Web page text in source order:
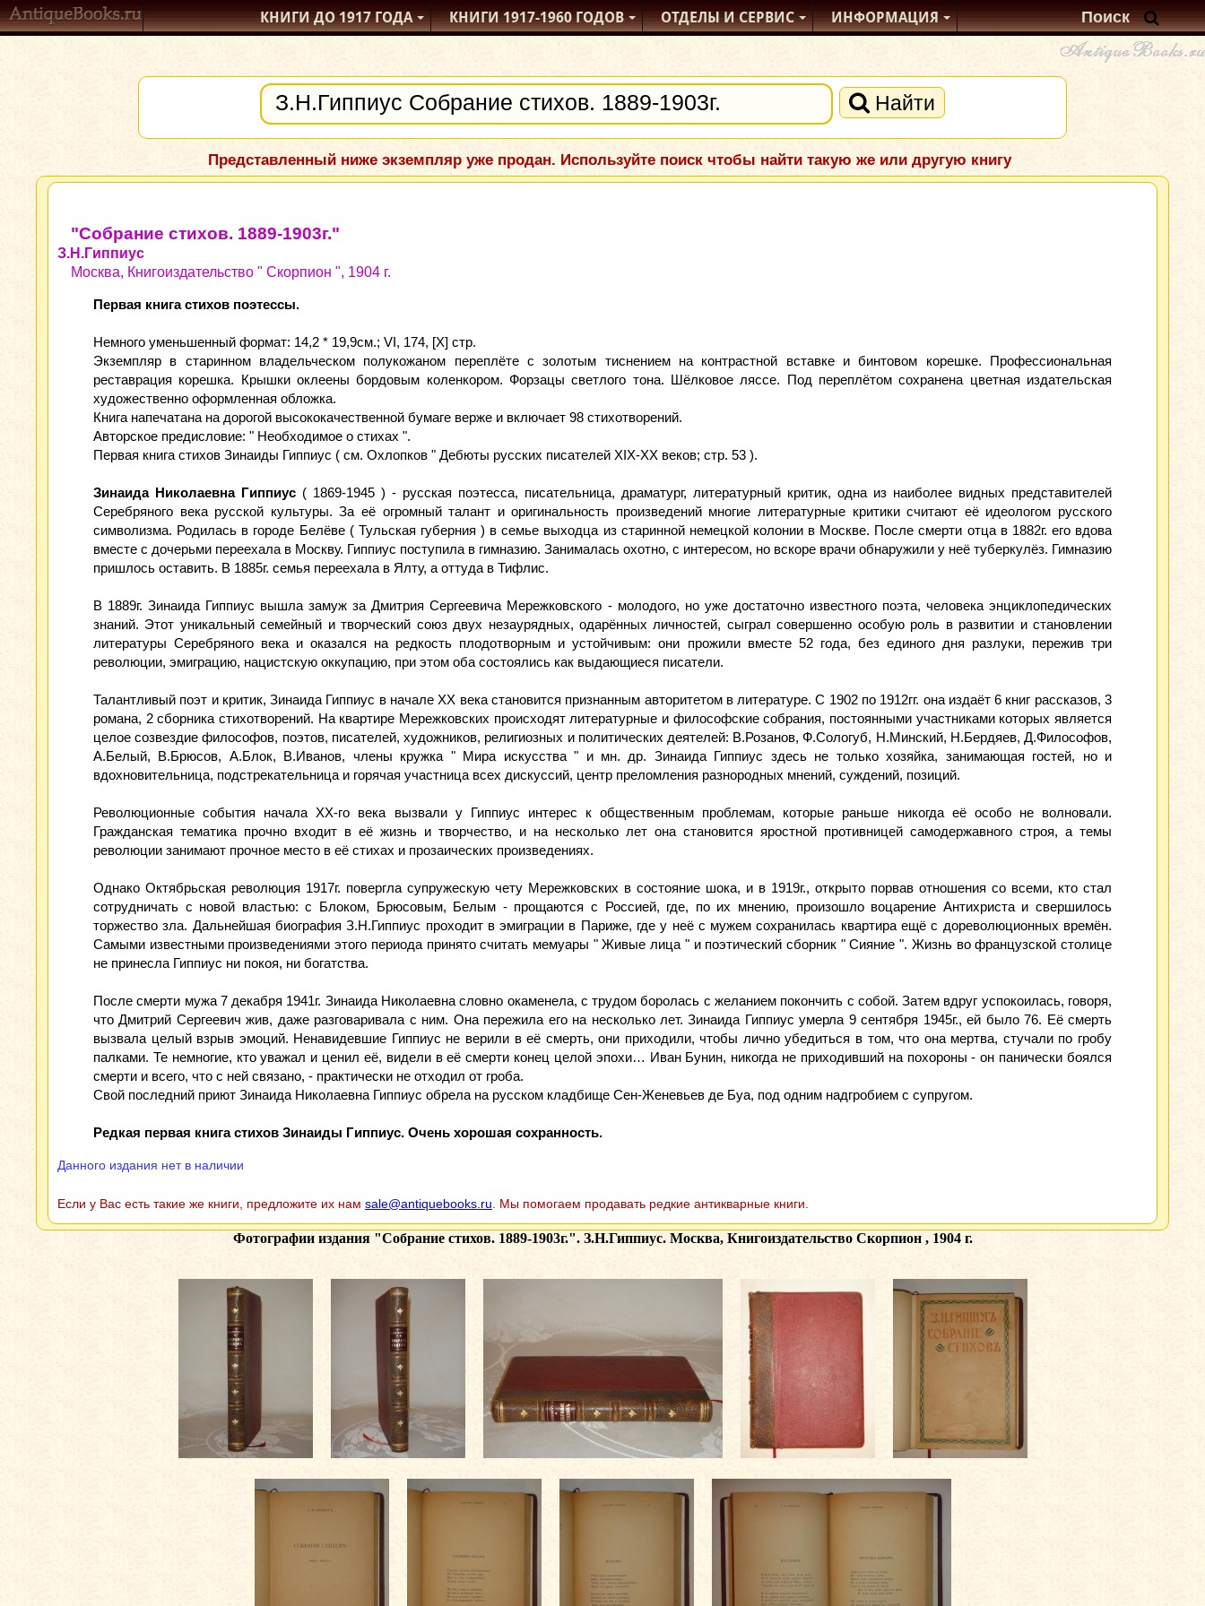
КНИГИ ДО 1917ГОДА КНИГИ1917-1960ГОДОВ ОТДЕЛЫИ СЕРВИС ИНФОРМАЦИЯ
Найти
Представленный ниже экземпляр уже продан. Используйте поиск чтобы найти такую же или другую книгу
"Собрание стихов. 1889-1903г."
З.Н.Гиппиус
Москва, Книгоиздательство " Скорпион ", 1904 г.
Первая книга стихов поэтессы.
Немного уменьшенный формат: 14,2 * 19,9см.; VI, 174, [X] стр.
Экземпляр в старинном владельческом полукожаном переплёте с золотым тиснением на контрастной вставке и бинтовом корешке. Профессиональная
реставрация корешка. Крышки оклеены бордовым коленкором. Форзацы светлого тона. Шёлковое ляссе. Под переплётом сохранена цветная издательская
художественно оформленная обложка.
Книга напечатана на дорогой высококачественной бумаге верже и включает 98 стихотворений.
Авторское предисловие: " Необходимое о стихах ".
Первая книга стихов Зинаиды Гиппиус ( см. Охлопков " Дебюты русских писателей XIX-XX веков; стр. 53 ).
Зинаида Николаевна Гиппиус ( 1869-1945 ) - русская поэтесса, писательница, драматург, литературный критик, одна из наиболее видных представителей
Серебряного века русской культуры. За её огромный талант и оригинальность произведений многие литературные критики считают её идеологом русского
символизма. Родилась в городе Белёве ( Тульская губерния ) в семье выходца из старинной немецкой колонии в Москве. После смерти отца в 1882г. его вдова
вместе с дочерьми переехала в Москву. Гиппиус поступила в гимназию. Занималась охотно, с интересом, но вскоре врачи обнаружили у неё туберкулёз. Гимназию
пришлось оставить. В 1885г. семья переехала в Ялту, а оттуда в Тифлис.
В 1889г. Зинаида Гиппиус вышла замуж за Дмитрия Сергеевича Мережковского - молодого, но уже достаточно известного поэта, человека энциклопедических
знаний. Этот уникальный семейный и творческий союз двух незаурядных, одарённых личностей, сыграл совершенно особую роль в развитии и становлении
литературы Серебряного века и оказался на редкость плодотворным и устойчивым: они прожили вместе 52 года, без единого дня разлуки, пережив три
революции, эмиграцию, нацистскую оккупацию, при этом оба состоялись как выдающиеся писатели.
Талантливый поэт и критик, Зинаида Гиппиус в начале ХХ века становится признанным авторитетом в литературе. С 1902 по 1912гг. она издаёт 6 книг рассказов, 3
романа, 2 сборника стихотворений. На квартире Мережковских происходят литературные и философские собрания, постоянными участниками которых является
целое созвездие философов, поэтов, писателей, художников, религиозных и политических деятелей: В.Розанов, Ф.Сологуб, Н.Минский, Н.Бердяев, Д.Философов,
А.Белый, В.Брюсов, А.Блок, В.Иванов, члены кружка " Мира искусства " и мн. др. Зинаида Гиппиус здесь не только хозяйка, занимающая гостей, но и
вдохновительница, подстрекательница и горячая участница всех дискуссий, центр преломления разнородных мнений, суждений, позиций.
Революционные события начала XX-го века вызвали у Гиппиус интерес к общественным проблемам, которые раньше никогда её особо не волновали.
Гражданская тематика прочно входит в её жизнь и творчество, и на несколько лет она становится яростной противницей самодержавного строя, а темы
революции занимают прочное место в её стихах и прозаических произведениях.
Однако Октябрьская революция 1917г. повергла супружескую чету Мережковских в состояние шока, и в 1919г., откры­то порвав от­ношения со всеми, кто стал
сотрудничать с новой властью: с Блоком, Брюсовым, Белым - прощаются с Россией, где, по их мнению, произошло воцарение Антихриста и свершилось
торжество зла. Дальнейшая биография З.Н.Гиппиус проходит в эмиграции в Париже, где у неё с мужем сохранилась квартира ещё с дореволюционных времён.
Самыми известными произведениями этого периода принято считать мемуары " Живые лица " и поэтический сборник " Сияние ". Жизнь во французской столице
не принесла Гиппиус ни покоя, ни богатства.
После смерти мужа 7 декабря 1941г. Зинаида Николаевна словно окаменела, с трудом боролась с желанием покончить с собой. Затем вдруг успокоилась, говоря,
что Дмитрий Сергеевич жив, даже разговаривала с ним. Она пережила его на несколько лет. Зинаида Гиппиус умерла 9 сентября 1945г., ей было 76. Её смерть
вызвала целый взрыв эмоций. Ненавидевшие Гиппиус не верили в её смерть, они приходили, чтобы лично убедиться в том, что она мертва, стучали по гробу
палками. Те немногие, кто уважал и ценил её, видели в её смерти конец целой эпохи… Иван Бунин, никогда не приходивший на похороны - он панически боялся
смерти и всего, что с ней связано, - практически не отходил от гроба.
Свой последний приют Зинаида Николаевна Гиппиус обрела на русском кладбище Сен-Женевьев де Буа, под одним надгробием с супругом.
Редкая первая книга стихов Зинаиды Гиппиус. Очень хорошая сохранность.
Данного издания нет в наличии
Если у Вас есть такие же книги, предложите их нам sale@antiquebooks.ru . Мы помогаем продавать редкие антикварные книги.
Фотографии издания "Собрание стихов. 1889-1903г.". З.Н.Гиппиус. Москва, Книгоиздательство Скорпион , 1904 г.